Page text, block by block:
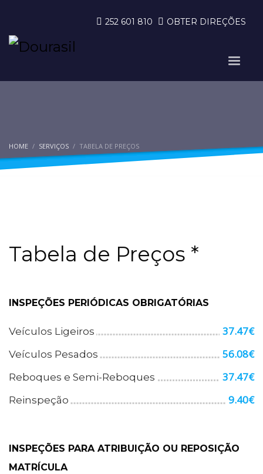
252 601 810 OBTER DIREÇÕES
HOME SERVIÇOS TABELA DE PREÇOS
Tabela de Preços *
INSPEÇÕES PERIÓDICAS OBRIGATÓRIAS
Veículos Ligeiros 37.47€
Veículos Pesados 56.08€
Reboques e Semi-Reboques 37.47€
Reinspeção 9.40€
INSPEÇÕES PARA ATRIBUIÇÃO OU REPOSIÇÃO
MATRÍCULA